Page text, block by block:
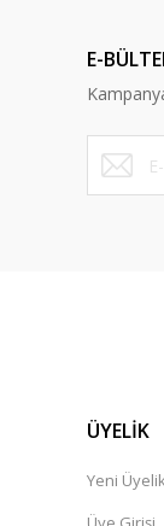
E-
ÜYELİK
Yeni